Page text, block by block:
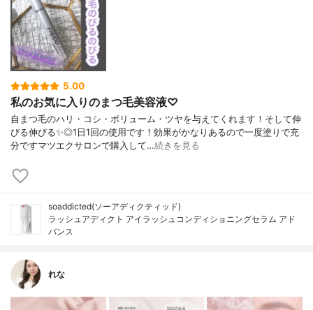
5.00
私のお気に入りのまつ毛美容液♡
自まつ毛のハリ・コシ・ボリューム・ツヤを与えてくれます！そして伸
びる伸びる✨◎1日1回の使用です！効果がかなりあるので一度塗りで充
分ですマツエクサロンで購入して…続きを見る
soaddicted(ソーアディクティッド)
ラッシュアディクト アイラッシュコンディショニングセラム アド
バンス
れな